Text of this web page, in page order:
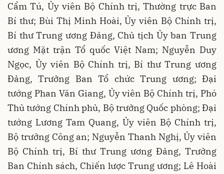
Cẩm Tú, Ủy viên Bộ Chính trị, Thường trực Ban
Bí thư; Bùi Thị Minh Hoài, Ủy viên Bộ Chính trị,
Bí thư Trung ương Đảng, Chủ tịch Ủy ban Trung
ương Mặt trận Tổ quốc Việt Nam; Nguyễn Duy
Ngọc, Ủy viên Bộ Chính trị, Bí thư Trung ương
Đảng, Trưởng Ban Tổ chức Trung ương; Đại
tướng Phan Văn Giang, Ủy viên Bộ Chính trị, Phó
Thủ tướng Chính phủ, Bộ trưởng Quốc phòng; Đại
tướng Lương Tam Quang, Ủy viên Bộ Chính trị,
Bộ trưởng Công an; Nguyễn Thanh Nghị, Ủy viên
Bộ Chính trị, Bí thư Trung ương Đảng, Trưởng
Ban Chính sách, Chiến lược Trung ương; Lê Hoài